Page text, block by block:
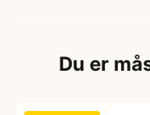
Du er